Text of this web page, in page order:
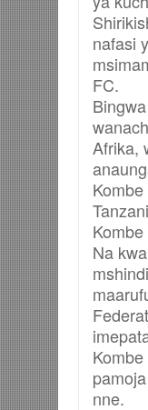
nafasi
FC.
Afrika,
Na
nne.